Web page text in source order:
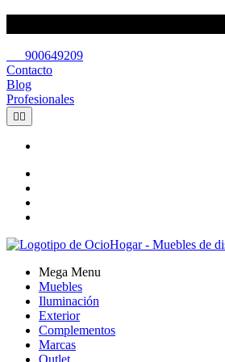
900649209
Contacto
Blog
Profesionales
 
Mega Menu
Muebles
Iluminación
Exterior
Complementos
Marcas
Outlet